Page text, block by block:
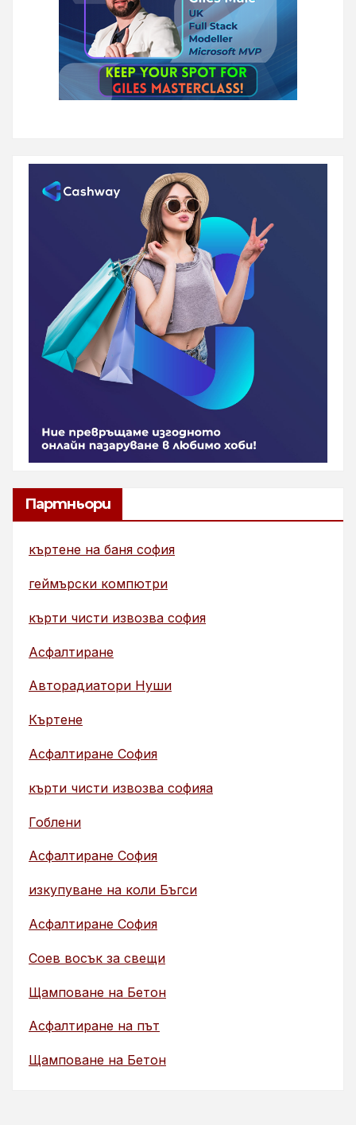
Партньори
къртене на баня софия
геймърски компютри
кърти чисти извозва софия
Асфалтиране
Авторадиатори Нуши
Къртене
Асфалтиране София
кърти чисти извозва софияа
Гоблени
Асфалтиране София
изкупуване на коли Бъгси
Асфалтиране София
Соев восък за свещи
Щамповане на Бетон
Асфалтиране на път
Щамповане на Бетон